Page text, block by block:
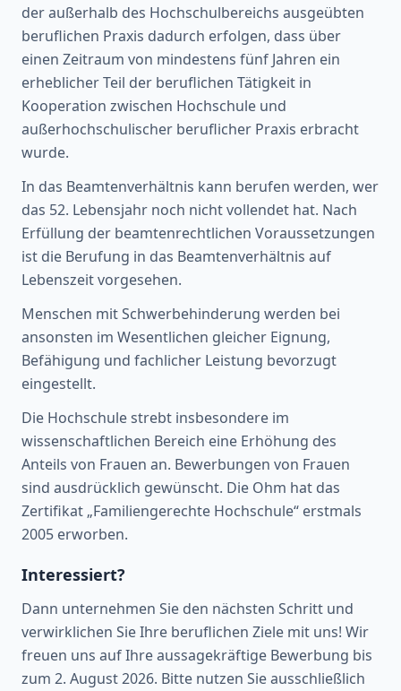
der außerhalb des Hochschulbereichs ausgeübten
beruflichen Praxis dadurch erfolgen, dass über
einen Zeitraum von mindestens fünf Jahren ein
erheblicher Teil der beruflichen Tätigkeit in
Kooperation zwischen Hochschule und
außerhochschulischer beruflicher Praxis erbracht
wurde.
In das Beamtenverhältnis kann berufen werden, wer
das 52. Lebensjahr noch nicht vollendet hat. Nach
Erfüllung der beamtenrechtlichen Voraussetzungen
ist die Berufung in das Beamtenverhältnis auf
Lebenszeit vorgesehen.
Menschen mit Schwerbehinderung werden bei
ansonsten im Wesentlichen gleicher Eignung,
Befähigung und fachlicher Leistung bevorzugt
eingestellt.
Die Hochschule strebt insbesondere im
wissenschaftlichen Bereich eine Erhöhung des
Anteils von Frauen an. Bewerbungen von Frauen
sind ausdrücklich gewünscht. Die Ohm hat das
Zertifikat „Familiengerechte Hochschule“ erstmals
2005 erworben.
Interessiert?
Dann unternehmen Sie den nächsten Schritt und
verwirklichen Sie Ihre beruflichen Ziele mit uns! Wir
freuen uns auf Ihre aussagekräftige Bewerbung bis
zum 2. August 2026. Bitte nutzen Sie ausschließlich